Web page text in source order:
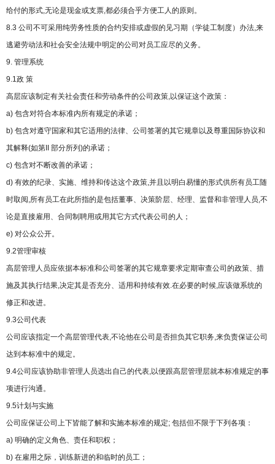
给付的形式,无论是现金或支票,都必须合乎方便工人的原则。
8.3 公司不可采用纯劳务性质的合约安排或虚假的见习期（学徒工制度）办法,来
逃避劳动法和社会安全法规中明定的公司对员工应尽的义务。
9. 管理系统
9.1政 策
高层应该制定有关社会责任和劳动条件的公司政策,以保证这个政策：
a) 包含对符合本标准内所有规定的承诺；
b) 包含对遵守国家和其它适用的法律、公司签署的其它规章以及尊重国际协议和
其解释(如第II 部分所列)的承诺；
c) 包含对不断改善的承诺；
d) 有效的纪录、实施、维持和传达这个政策,并且以明白易懂的形式供所有员工随
时取阅,所有员工在此所指的是包括董事、决策阶层、经理、监督和非管理人员,不
论是直接雇用、合同制聘用或用其它方式代表公司的人；
e) 对公众公开。
9.2管理审核
高层管理人员应依据本标准和公司签署的其它规章要求定期审查公司的政策、措
施及其执行结果,决定其是否充分、适用和持续有效.在必要的时候,应该做系统的
修正和改进。
9.3公司代表
公司应该指定一个高层管理代表,不论他在公司是否担负其它职务,来负责保证公司
达到本标准中的规定。
9.4公司应该协助非管理人员选出自己的代表,以便跟高层管理层就本标准规定的事
项进行沟通。
9.5计划与实施
公司应保证公司上下皆能了解和实施本标准的规定; 包括但不限于下列各项：
a) 明确的定义角色、责任和职权；
b) 在雇用之际，训练新进的和临时的员工；